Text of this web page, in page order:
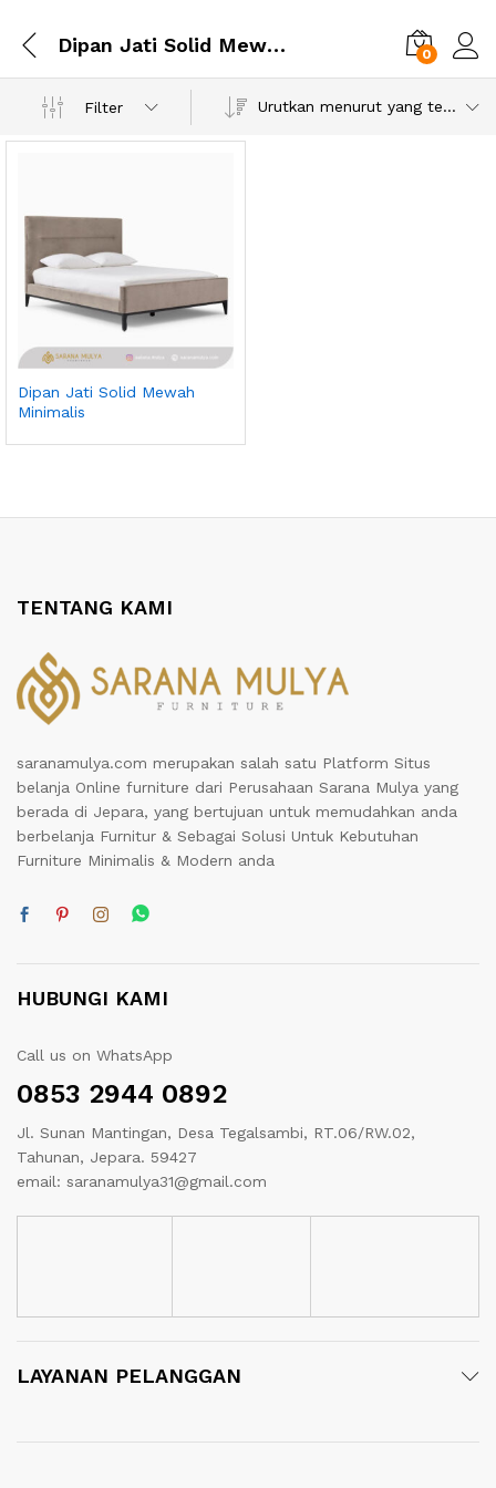
Dipan Jati Solid Mewah Minimalis 0
Filter Urutkan menurut yang terbaru
Dipan Jati Solid Mewah
Minimalis
TENTANG KAMI
saranamulya.com merupakan salah satu Platform Situs
belanja Online furniture dari Perusahaan Sarana Mulya yang
berada di Jepara, yang bertujuan untuk memudahkan anda
berbelanja Furnitur & Sebagai Solusi Untuk Kebutuhan
Furniture Minimalis & Modern anda
HUBUNGI KAMI
Call us on WhatsApp
0853 2944 0892
Jl. Sunan Mantingan, Desa Tegalsambi, RT.06/RW.02,
Tahunan, Jepara. 59427
email: saranamulya31@gmail.com
LAYANAN PELANGGAN